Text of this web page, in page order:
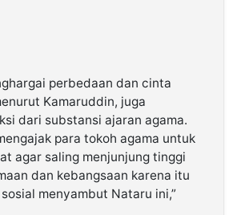
perbedaan dan cinta
Kamaruddin, juga
dari substansi ajaran agama.
para tokoh agama untuk
agar saling menjunjung tinggi
dan kebangsaan karena itu
menyambut Nataru ini,”